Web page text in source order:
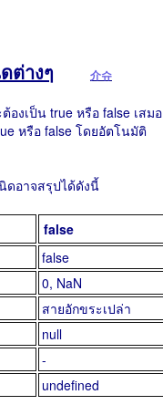
ต่างๆ 介슈
องเป็น true หรือ false เสมอ
หรือ false โดยอัตโนมัติ
ดอาจสรุปได้ดังนี้
false
false
0, NaN
สายอักขระเปล่า
null
-
undefined